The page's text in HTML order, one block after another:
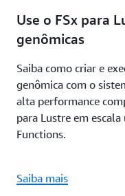
Use o FSx para
genômicas
Saiba como criar e
genômica com o
alta performance
para Lustre em escala
Functions.
Saiba mais